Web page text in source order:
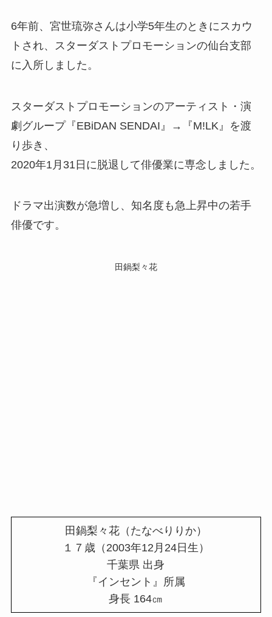
6年前、宮世琉弥さんは小学5年生のときにスカウ
トされ、スターダストプロモーションの仙台支部
に入所しました。
スターダストプロモーションのアーティスト・演
劇グループ『EBiDAN SENDAI』→『M!LK』を渡
り歩き、
2020年1月31日に脱退して俳優業に専念しました。
ドラマ出演数が急増し、知名度も急上昇中の若手
俳優です。
田鍋梨々花
田鍋梨々花（たなべりりか）
１７歳（2003年12月24日生）
千葉県 出身
『インセント』所属
身長 164㎝